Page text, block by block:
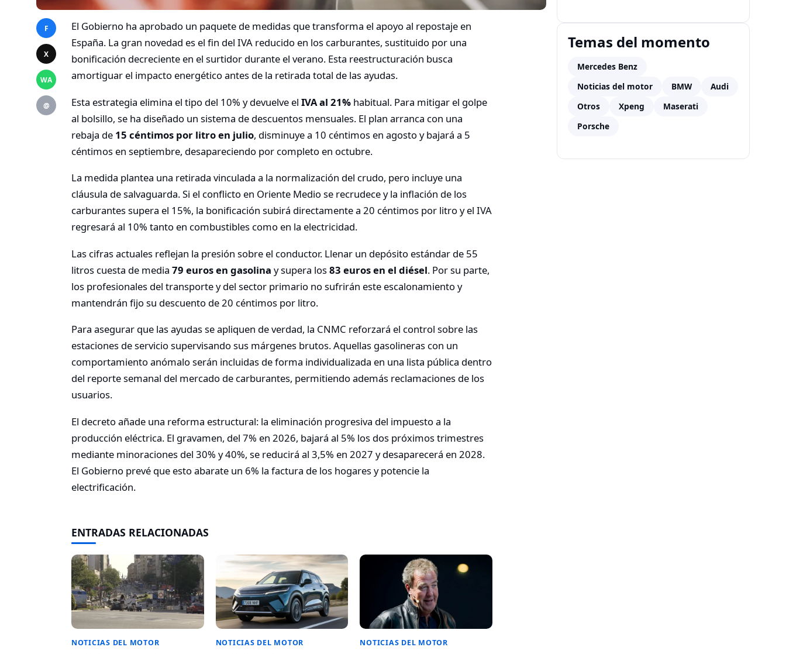
F
X
WA
@
El Gobierno ha aprobado un paquete de medidas que transforma el apoyo al repostaje en
España. La gran novedad es el fin del IVA reducido en los carburantes, sustituido por una
bonificación decreciente en el surtidor durante el verano. Esta reestructuración busca
amortiguar el impacto energético antes de la retirada total de las ayudas.
Esta estrategia elimina el tipo del 10% y devuelve el IVA al 21% habitual. Para mitigar el golpe
al bolsillo, se ha diseñado un sistema de descuentos mensuales. El plan arranca con una
rebaja de 15 céntimos por litro en julio, disminuye a 10 céntimos en agosto y bajará a 5
céntimos en septiembre, desapareciendo por completo en octubre.
La medida plantea una retirada vinculada a la normalización del crudo, pero incluye una
cláusula de salvaguarda. Si el conflicto en Oriente Medio se recrudece y la inflación de los
carburantes supera el 15%, la bonificación subirá directamente a 20 céntimos por litro y el IVA
regresará al 10% tanto en combustibles como en la electricidad.
Las cifras actuales reflejan la presión sobre el conductor. Llenar un depósito estándar de 55
litros cuesta de media 79 euros en gasolina y supera los83 euros en el diésel. Por su parte,
los profesionales del transporte y del sector primario no sufrirán este escalonamiento y
mantendrán fijo su descuento de 20 céntimos por litro.
Para asegurar que las ayudas se apliquen de verdad, la CNMC reforzará el control sobre las
estaciones de servicio supervisando sus márgenes brutos. Aquellas gasolineras con un
comportamiento anómalo serán incluidas de forma individualizada en una lista pública dentro
del reporte semanal del mercado de carburantes, permitiendo además reclamaciones de los
usuarios.
El decreto añade una reforma estructural: la eliminación progresiva del impuesto a la
producción eléctrica. El gravamen, del 7% en 2026, bajará al 5% los dos próximos trimestres
mediante minoraciones del 30% y 40%, se reducirá al 3,5% en 2027 y desaparecerá en 2028.
El Gobierno prevé que esto abarate un 6% la factura de los hogares y potencie la
electrificación.
ENTRADAS RELACIONADAS
NOTICIAS DEL MOTOR NOTICIAS DEL MOTOR NOTICIAS DEL MOTOR
Temas del momento
Mercedes Benz
Noticias del motor
BMW
Audi
Otros
Xpeng
Maserati
Porsche